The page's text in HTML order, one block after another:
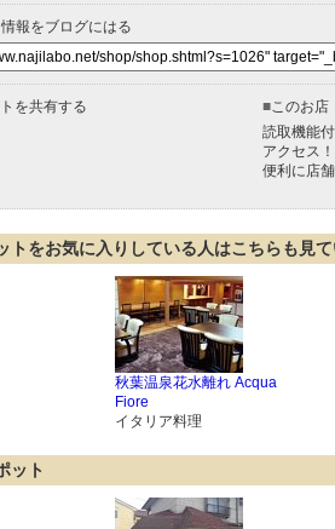
報をブログにはる
を共有する ■このお店
読取機能
アクセス！
便利に店
トをお気に入りしている人はこちらも見
秋葉温泉花水離れ Acqua
Fiore
イタリア料理
ット